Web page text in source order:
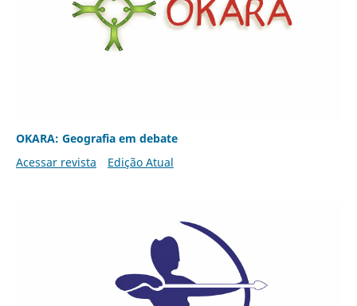
OKARA: Geografia em debate
Acessar revista
Edição Atual